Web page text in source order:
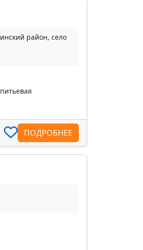
район, село
ПОДРОБНЕЕ